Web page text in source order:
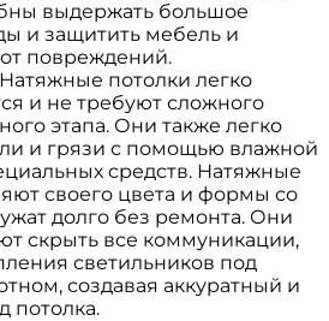
выдержать большое
и защитить мебель и
повреждений.
потолки легко
и не требуют сложного
этапа. Они также легко
и грязи с помощью влажной
средств. Натяжные
своего цвета и формы со
долго без ремонта. Они
скрыть все коммуникации,
светильников под
создавая аккуратный и
потолка.